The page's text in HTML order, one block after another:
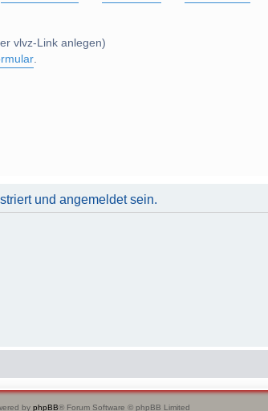
vlvz-Link anlegen)
.
und angemeldet sein.
by phpBB® Forum Software © phpBB Limited